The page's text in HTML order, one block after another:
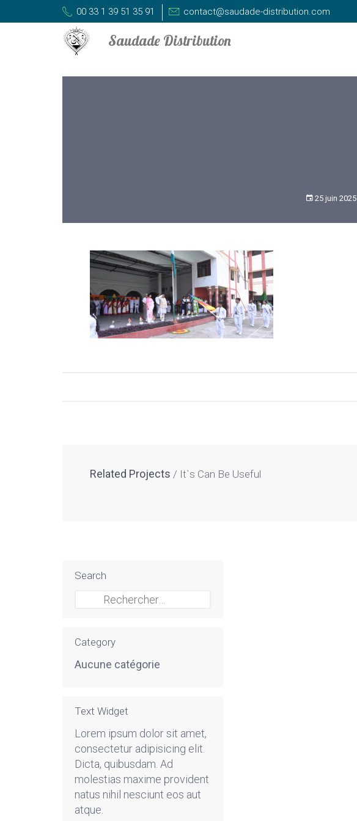
00 33 1 39 51 35 91 contact@saudade-distribution.com
25 juin 2025
Related Projects It`s Can Be Useful
Search
Rechercher :
Category
Aucune catégorie
Text Widget
Lorem ipsum dolor sit amet,
consectetur adipisicing elit.
Dicta, quibusdam. Ad
molestias maxime provident
natus nihil nesciunt eos aut
atque.